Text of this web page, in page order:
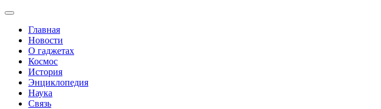
Главная
Новости
О гаджетах
Космос
История
Энциклопедия
Наука
Связь